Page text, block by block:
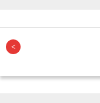
بمجلس
لأمانة
الحزب
لعدد من